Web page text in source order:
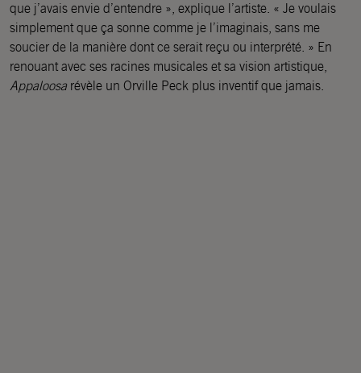
que j’avais envie d’entendre », explique l’artiste. « Je voulais
simplement que ça sonne comme je l’imaginais, sans me
soucier de la manière dont ce serait reçu ou interprété. » En
renouant avec ses racines musicales et sa vision artistique,
Appaloosarévèle un Orville Peck plus inventif que jamais.